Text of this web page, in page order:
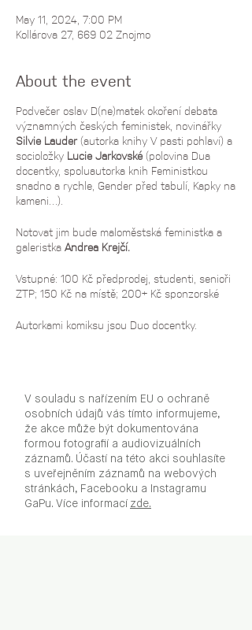
May 11, 2024, 7:00 PM
Kollárova 27, 669 02 Znojmo
About the event
Podvečer oslav D(ne)matek okoření debata
významných českých feministek, novinářky
Silvie Lauder(autorka knihy V pasti pohlaví) a
socioložky Lucie Jarkovské (polovina Dua
docentky, spoluautorka knih Feministkou
snadno a rychle, Gender před tabulí, Kapky na
kameni…).
Notovat jim bude maloměstská feministka a
galeristka Andrea Krejčí.
Vstupné: 100 Kč předprodej, studenti, senioři
ZTP; 150 Kč na místě; 200+ Kč sponzorské
Autorkami komiksu jsou Duo docentky.
V souladu s nařízením EU o ochraně
osobních údajů vás tímto informujeme,
že akce může být dokumentována
formou fotografií a audiovizuálních
záznamů. Účastí na této akci souhlasíte
s uveřejněním záznamů na webových
stránkách, Facebooku a Instagramu
GaPu. Více informací zde.